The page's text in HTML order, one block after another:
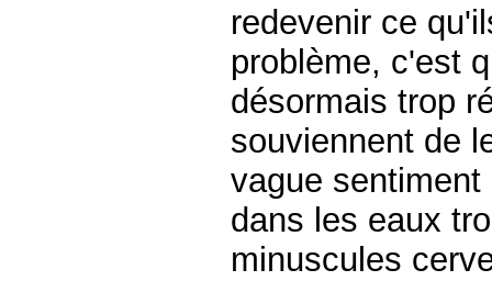
redevenir ce
problème, c'est
désormais trop
souviennent de
vague
dans les eaux
minuscules